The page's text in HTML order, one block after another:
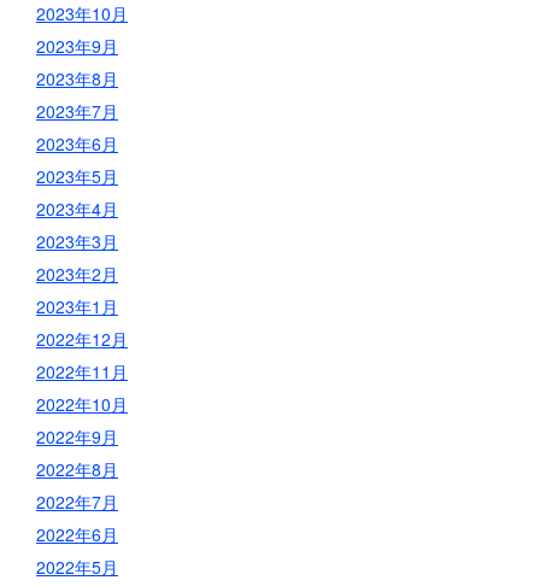
2023年10月
2023年9月
2023年8月
2023年7月
2023年6月
2023年5月
2023年4月
2023年3月
2023年2月
2023年1月
2022年12月
2022年11月
2022年10月
2022年9月
2022年8月
2022年7月
2022年6月
2022年5月